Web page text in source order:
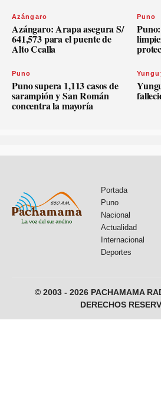
Azángaro
Azángaro: Arapa asegura S/
641,573 para el puente de
Alto Ccalla
Puno
Puno
Puno supera 1,113 casos de
sarampión y San Román
concentra la mayoría
Portada
Puno
Nacional
Actualidad
Internacional
Deportes
© 2003 - 2026 PACHAMAMA
DERECHOS